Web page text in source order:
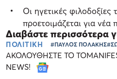
Οι ηγετικές
προετοιμάζεται για νέα
Διαβάστε περισσότερα
ΠΟΛΙΤΙΚΗ #ΠΑΥΛΟΣ ΠΟΛΑΚΗΣ
ΑΚΟΛΟΥΘΗΣΤΕ ΤΟ
NEWS!